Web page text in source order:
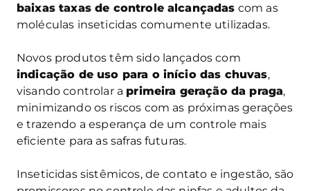
baixas taxas de controle alcançadas com as
moléculas inseticidas comumente utilizadas.
Novos produtos têm sido lançados com
indicação de uso para o início das chuvas,
visando controlar a primeira geração da praga,
minimizando os riscos com as próximas gerações
e trazendo a esperança de um controle mais
eficiente para as safras futuras.
Inseticidas sistêmicos, de contato e ingestão, são